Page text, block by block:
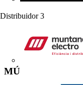
Distribuidor 3
MÚLTIPLES